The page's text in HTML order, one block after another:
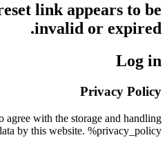
link appears to be
invalid or expired.
Log in
Privacy Policy
agree with the storage and handling
by this website. %privacy_policy%